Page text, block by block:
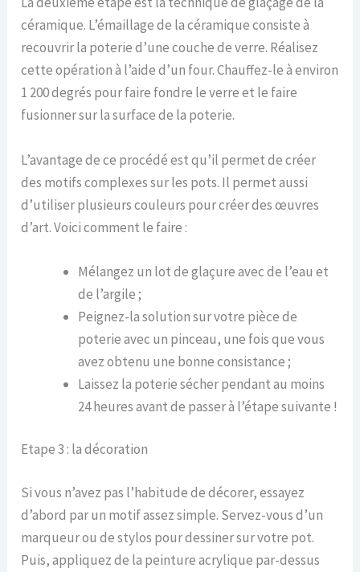
céramique. L’émaillage de la céramique consiste à
recouvrir la poterie d’une couche de verre. Réalisez
cette opération à l’aide d’un four. Chauffez-le à environ
1 200 degrés pour faire fondre le verre et le faire
fusionner sur la surface de la poterie.
L’avantage de ce procédé est qu’il permet de créer
des motifs complexes sur les pots. Il permet aussi
d’utiliser plusieurs couleurs pour créer des œuvres
d’art. Voici comment le faire :
Mélangez un lot de glaçure avec de l’eau et
de l’argile ;
Peignez-la solution sur votre pièce de
poterie avec un pinceau, une fois que vous
avez obtenu une bonne consistance ;
Laissez la poterie sécher pendant au moins
24 heures avant de passer à l’étape suivante !
Etape 3 : la décoration
Si vous n’avez pas l’habitude de décorer, essayez
d’abord par un motif assez simple. Servez-vous d’un
marqueur ou de stylos pour dessiner sur votre pot.
Puis, appliquez de la peinture acrylique par-dessus